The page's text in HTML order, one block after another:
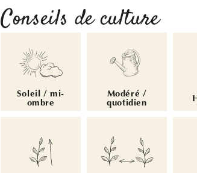
Conseils de culture
Soleil / mi-
ombre
Modéré /
quotidien